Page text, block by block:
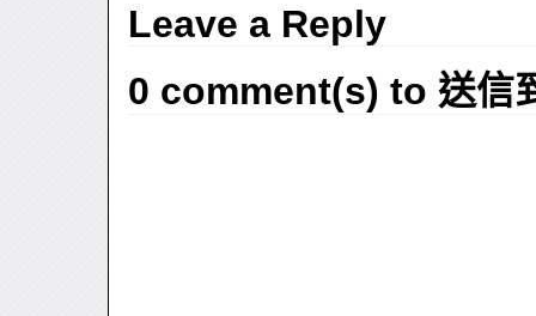
Leave a Reply
0 comment(s) to 送信